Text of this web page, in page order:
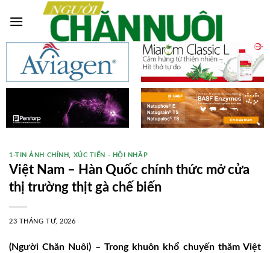
1-TIN ẢNH CHÍNH XÚC TIẾN - HỘI NHẬP
Việt Nam – Hàn Quốc chính thức mở cửa
thị trường thịt gà chế biến
23 THÁNG TƯ, 2026
(Người Chăn Nuôi) – Trong khuôn khổ chuyến thăm Việt